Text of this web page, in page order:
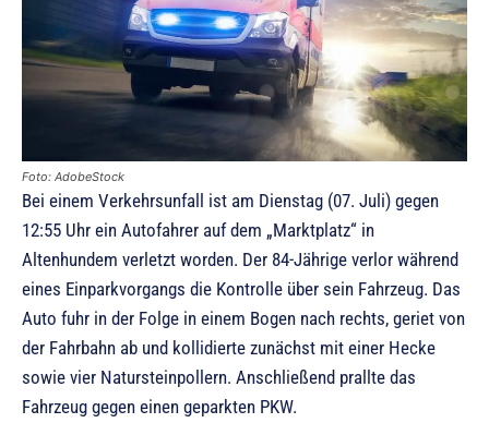
Foto: AdobeStock
Bei einem Verkehrsunfall ist am Dienstag (07. Juli) gegen
12:55 Uhr ein Autofahrer auf dem „Marktplatz“ in
Altenhundem verletzt worden. Der 84-Jährige verlor während
eines Einparkvorgangs die Kontrolle über sein Fahrzeug. Das
Auto fuhr in der Folge in einem Bogen nach rechts, geriet von
der Fahrbahn ab und kollidierte zunächst mit einer Hecke
sowie vier Natursteinpollern. Anschließend prallte das
Fahrzeug gegen einen geparkten PKW.